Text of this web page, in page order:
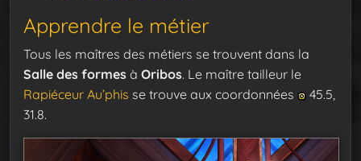
Apprendre le métier
Tous les maîtres des métiers se trouvent dans la
Salle des formes à Oribos. Le maître tailleur le
Rapiéceur Au’phis se trouve aux coordonnées
45.5,
31.8.